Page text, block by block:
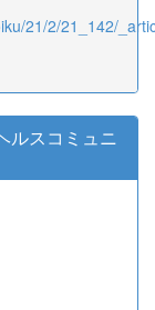
21/2/21_142/
ルスコミュニ